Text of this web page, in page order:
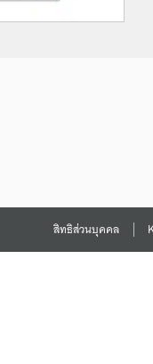
สิทธิส่วนบุคคล